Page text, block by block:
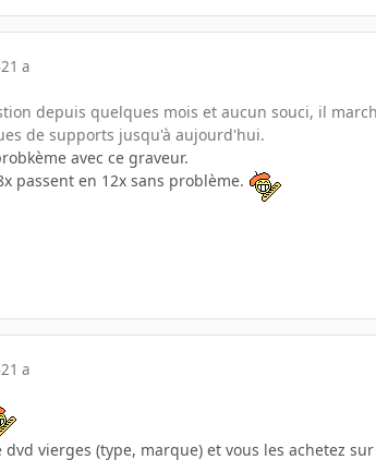
21 a
depuis quelques mois et aucun souci, il
de supports jusqu'à aujourd'hui.
avec ce graveur.
passent en 12x sans problème.
21 a
vierges (type, marque) et vous les achetez